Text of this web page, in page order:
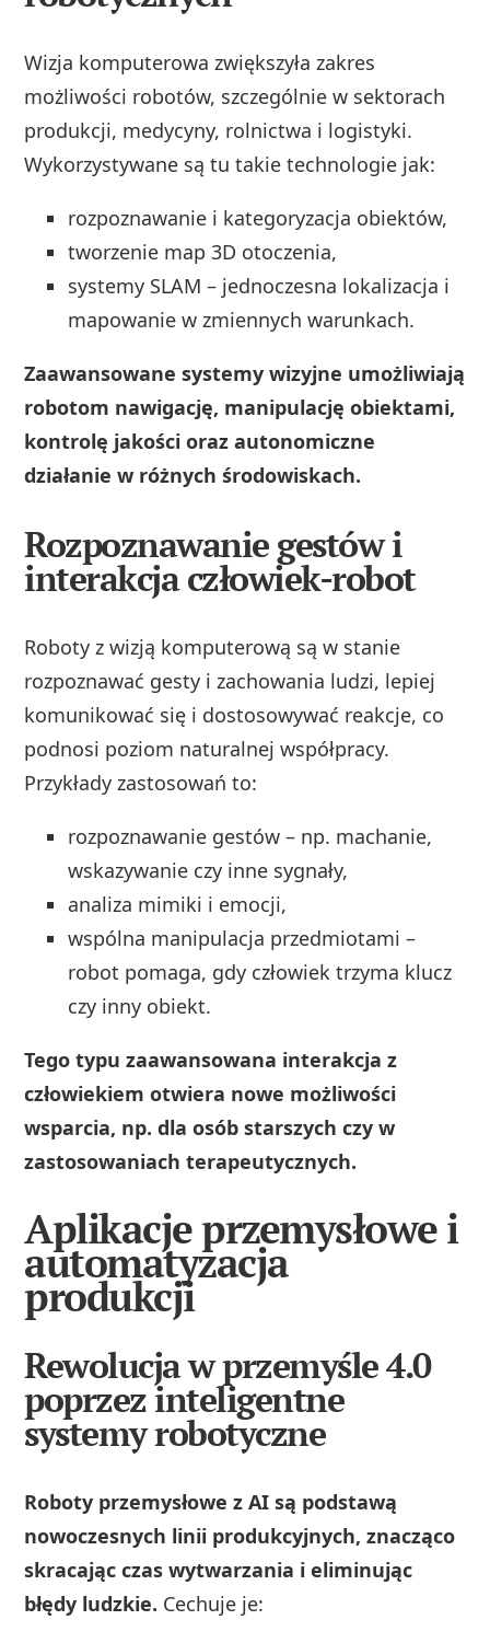
Wizja komputerowa zwiększyła zakres
możliwości robotów, szczególnie w sektorach
produkcji, medycyny, rolnictwa i logistyki.
Wykorzystywane są tu takie technologie jak:
rozpoznawanie i kategoryzacja obiektów,
tworzenie map 3D otoczenia,
systemy SLAM – jednoczesna lokalizacja i
mapowanie w zmiennych warunkach.
Zaawansowane systemy wizyjne umożliwiają
robotom nawigację, manipulację obiektami,
kontrolę jakości oraz autonomiczne
działanie w różnych środowiskach.
Rozpoznawanie gestów i
interakcja człowiek-robot
Roboty z wizją komputerową są w stanie
rozpoznawać gesty i zachowania ludzi, lepiej
komunikować się i dostosowywać reakcje, co
podnosi poziom naturalnej współpracy.
Przykłady zastosowań to:
rozpoznawanie gestów – np. machanie,
wskazywanie czy inne sygnały,
analiza mimiki i emocji,
wspólna manipulacja przedmiotami –
robot pomaga, gdy człowiek trzyma klucz
czy inny obiekt.
Tego typu zaawansowana interakcja z
człowiekiem otwiera nowe możliwości
wsparcia, np. dla osób starszych czy w
zastosowaniach terapeutycznych.
Aplikacje przemysłowe i
automatyzacja
produkcji
Rewolucja w przemyśle 4.0
poprzez inteligentne
systemy robotyczne
Roboty przemysłowe z AI są podstawą
nowoczesnych linii produkcyjnych, znacząco
skracając czas wytwarzania i eliminując
błędy ludzkie. Cechuje je: